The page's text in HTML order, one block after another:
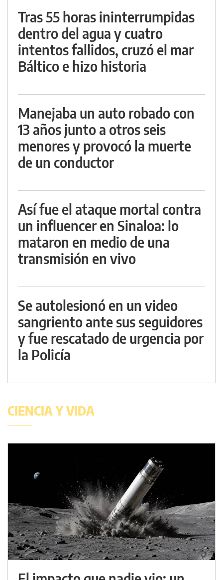
Tras 55 horas ininterrumpidas
dentro del agua y cuatro
intentos fallidos, cruzó el mar
Báltico e hizo historia
Manejaba un auto robado con
13 años junto a otros seis
menores y provocó la muerte
de un conductor
Así fue el ataque mortal contra
un influencer en Sinaloa: lo
mataron en medio de una
transmisión en vivo
Se autolesionó en un video
sangriento ante sus seguidores
y fue rescatado de urgencia por
la Policía
CIENCIA Y VIDA